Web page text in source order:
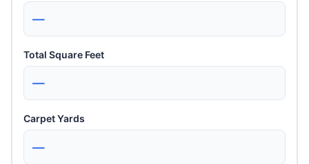
—
Total Square Feet
—
Carpet Yards
—